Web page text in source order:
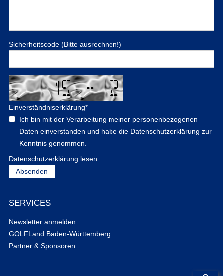
Sicherheitscode (Bitte ausrechnen!)
Einverständniserklärung*
Ich bin mit der Verarbeitung meiner personenbezogenen
Daten einverstanden und habe die Datenschutzerklärung zur
Kenntnis genommen.
Datenschutzerklärung lesen
SERVICES
Newsletter anmelden
GOLFLand Baden-Württemberg
Partner & Sponsoren